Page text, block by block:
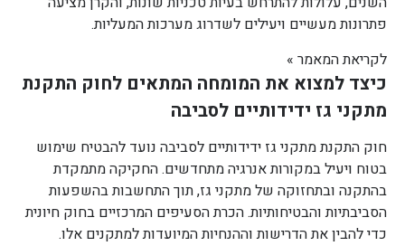
פתרונות מעשיים ויעילים לשדרוג מערכות המעליות.
לקריאת המאמר »
כיצד למצוא את המומחה המתאים לחוק התקנת
מתקני גז ידידותיים לסביבה
חוק התקנת מתקני גז ידידותיים לסביבה נועד להבטיח שימוש
בטוח ויעיל במקורות אנרגיה מתחדשים. החקיקה מתמקדת
בהתקנה ובתחזוקה של מתקני גז, תוך התחשבות בהשפעות
הסביבתיות והבטיחותיות. הכרת הסעיפים המרכזיים בחוק חיונית
כדי להבין את הדרישות וההנחיות המיועדות למתקנים אלו.